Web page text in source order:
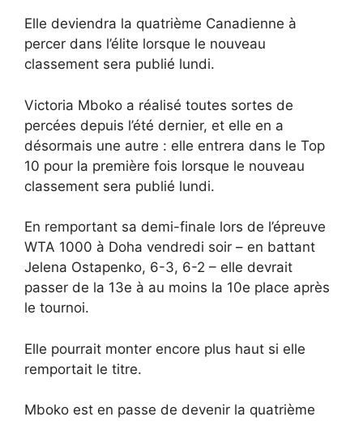
Elle deviendra la quatrième Canadienne à
percer dans l’élite lorsque le nouveau
classement sera publié lundi.
Victoria Mboko a réalisé toutes sortes de
percées depuis l’été dernier, et elle en a
désormais une autre : elle entrera dans le Top
10 pour la première fois lorsque le nouveau
classement sera publié lundi.
En remportant sa demi-finale lors de l’épreuve
WTA 1000 à Doha vendredi soir – en battant
Jelena Ostapenko, 6-3, 6-2 – elle devrait
passer de la 13e à au moins la 10e place après
le tournoi.
Elle pourrait monter encore plus haut si elle
remportait le titre.
Mboko est en passe de devenir la quatrième